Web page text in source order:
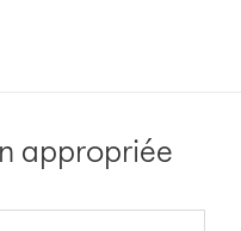
appropriée